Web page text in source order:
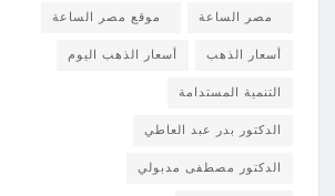
مصر الساعة موقع مصر الساعة
أسعار الذهب أسعار الذهب اليوم
التنمية المستدامة
الدكتور بدر عبد العاطي
الدكتور مصطفى مدبولي